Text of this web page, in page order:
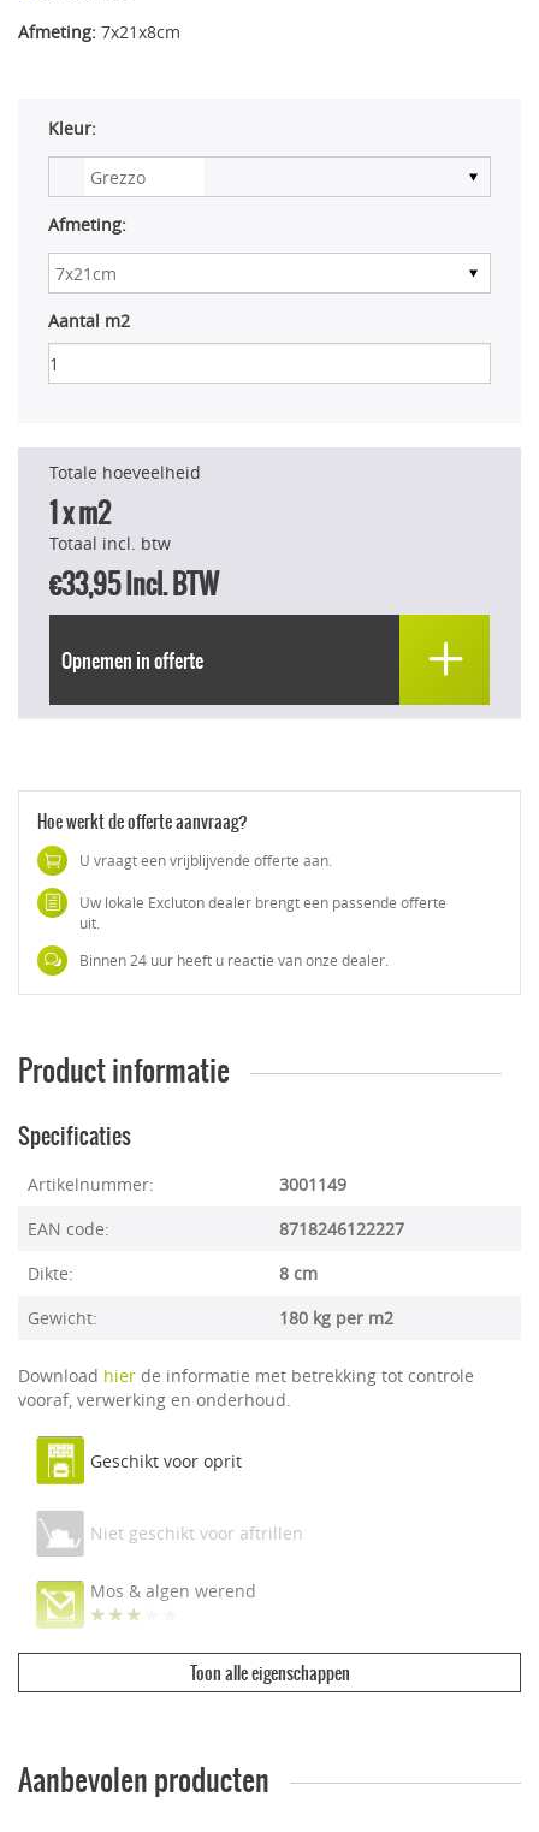
Afmeting: 7x21x8cm
Kleur:
Afmeting:
Aantal m2
Totale hoeveelheid
1x m2
Totaal incl. btw
€33,95Incl. BTW
Opnemen in offerte
Hoe werkt de offerte aanvraag?
U vraagt een vrijblijvende offerte aan.
Uw lokale Excluton dealer brengt een passende offerte
uit.
Binnen 24 uur heeft u reactie van onze dealer.
Product informatie
Specificaties
Artikelnummer:
3001149
EAN code:
8718246122227
Dikte:
8 cm
Gewicht:
180 kg per m2
Download hier de informatie met betrekking tot controle
vooraf, verwerking en onderhoud.
Geschikt voor oprit
Niet geschikt voor aftrillen
Mos & algen werend
Ecologisch & duurzaam
Toon alle eigenschappen
Aanbevolen producten